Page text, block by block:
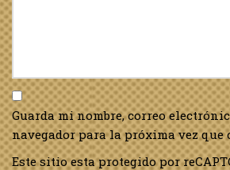
Guarda mi nombre, correo
navegador para la próxima vez que
Este sitio esta protegido por